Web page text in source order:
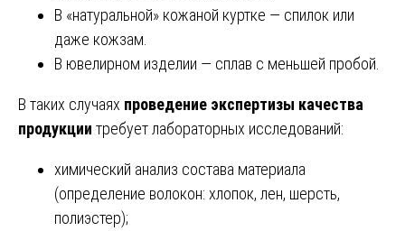
В «натуральной» кожаной куртке — спилок или
даже кожзам.
В ювелирном изделии — сплав с меньшей пробой.
В таких случаях проведение экспертизы качества
продукции требует лабораторных исследований:
химический анализ состава материала
(определение волокон: хлопок, лен, шерсть,
полиэстер);